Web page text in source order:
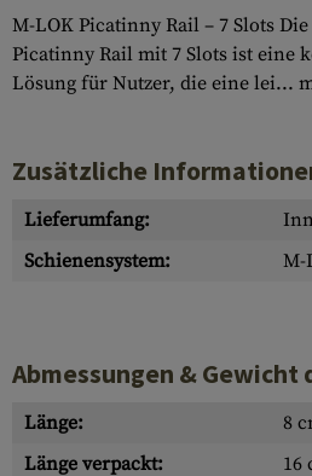
M-LOK Picatinny Rail – 7 Slots
Picatinny Rail mit 7 Slots ist eine
Lösung für Nutzer, die eine lei...
Zusätzliche
Lieferumfang:
Schienensystem:
M-
Abmessungen & Gewicht
Länge:
8
Länge verpackt:
16